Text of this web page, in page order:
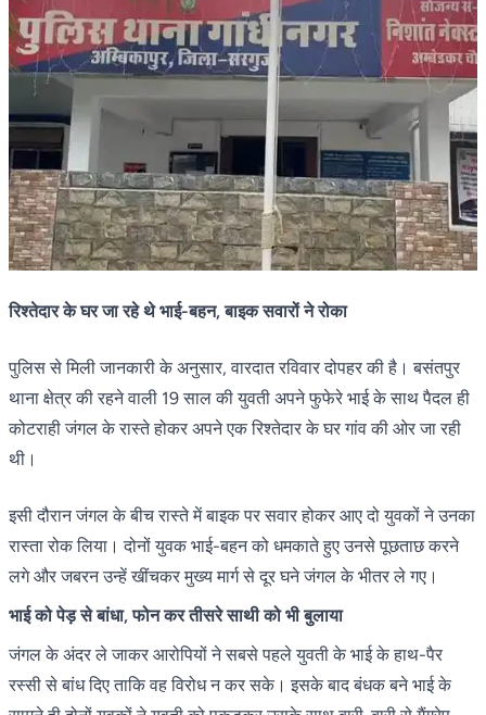
रिश्तेदार के घर जा रहे थे भाई-बहन, बाइक सवारों ने रोका
पुलिस से मिली जानकारी के अनुसार, वारदात रविवार दोपहर की है। बसंतपुर
थाना क्षेत्र की रहने वाली 19 साल की युवती अपने फुफेरे भाई के साथ पैदल ही
कोटराही जंगल के रास्ते होकर अपने एक रिश्तेदार के घर गांव की ओर जा रही
थी।
इसी दौरान जंगल के बीच रास्ते में बाइक पर सवार होकर आए दो युवकों ने उनका
रास्ता रोक लिया। दोनों युवक भाई-बहन को धमकाते हुए उनसे पूछताछ करने
लगे और जबरन उन्हें खींचकर मुख्य मार्ग से दूर घने जंगल के भीतर ले गए।
भाई को पेड़ से बांधा, फोन कर तीसरे साथी को भी बुलाया
जंगल के अंदर ले जाकर आरोपियों ने सबसे पहले युवती के भाई के हाथ-पैर
रस्सी से बांध दिए ताकि वह विरोध न कर सके। इसके बाद बंधक बने भाई के